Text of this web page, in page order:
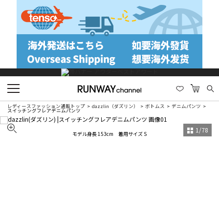
レディースファッション通販トップ dazzlin（ダズリン） ボトムス デニムパンツ
スイッチングフレアデニムパンツ
モデル身長 153cm 着用サイズ S 1 /78